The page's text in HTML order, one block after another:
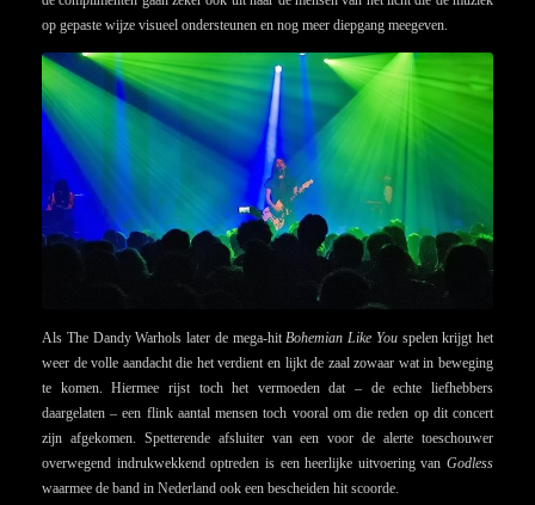
op gepaste wijze visueel ondersteunen en nog meer diepgang meegeven.
Als The Dandy Warhols later de mega-hitBohemian Like Youspelen krijgt het
weer de volle aandacht die het verdient en lijkt de zaal zowaar wat in beweging
te komen. Hiermee rijst toch het vermoeden dat – de echte liefhebbers
daargelaten – een flink aantal mensen toch vooral om die reden op dit concert
zijn afgekomen. Spetterende afsluiter van een voor de alerte toeschouwer
overwegend indrukwekkend optreden is een heerlijke uitvoering van Godless
waarmee de band in Nederland ook een bescheiden hit scoorde.